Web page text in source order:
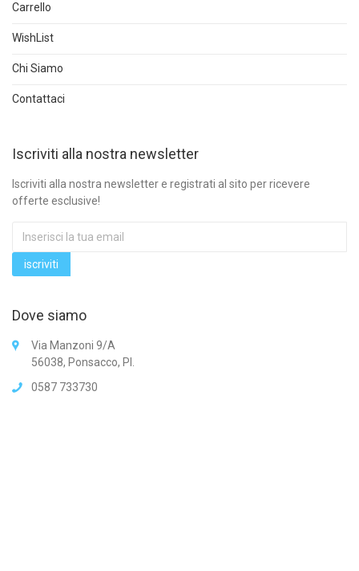
Carrello
WishList
Chi Siamo
Contattaci
Iscriviti alla nostra newsletter
Iscriviti alla nostra newsletter e registrati al sito per ricevere
offerte esclusive!
Dove siamo
Via Manzoni 9/A
56038, Ponsacco, PI.
0587 733730